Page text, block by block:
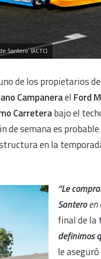
Santero. (ACTC)
de los propietarios
Campanerael Ford
Carreterabajo el
de semana es
en la
“Le
Santeroen
final de la
definimos
le